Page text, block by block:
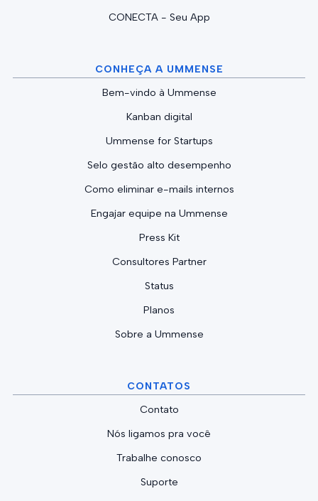
CONECTA - Seu App
CONHEÇA A UMMENSE
Bem-vindo à Ummense
Kanban digital
Ummense for Startups
Selo gestão alto desempenho
Como eliminar e-mails internos
Engajar equipe na Ummense
Press Kit
Consultores Partner
Status
Planos
Sobre a Ummense
CONTATOS
Contato
Nós ligamos pra você
Trabalhe conosco
Suporte